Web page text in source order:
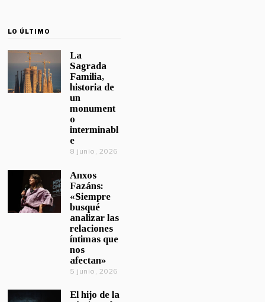
LO ÚLTIMO
La
Sagrada
Familia,
historia de
un
monument
o
interminabl
e
8 junio, 2026
Anxos
Fazáns:
«Siempre
busqué
analizar las
relaciones
íntimas que
nos
afectan»
5 junio, 2026
El hijo de la